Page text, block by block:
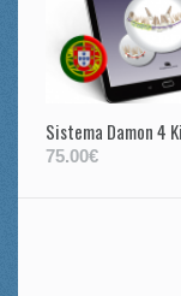
75.00€